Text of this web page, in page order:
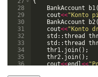
28
29
30
31
32
33
34
35
36
BankAccount
b1(
cout<<" Konto
BankAccount
b2(
cout<<" Konto
std ::thread
std ::thread
thr1. join( ) ;
thr2. join( ) ;
cout<<endl<<"